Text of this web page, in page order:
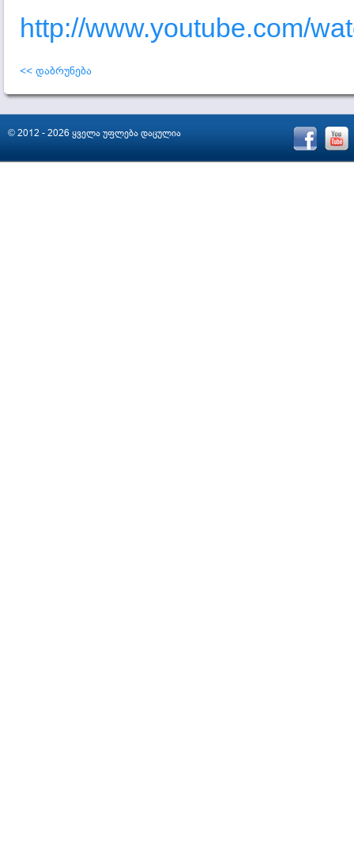
http://www.youtube.com/
<< დაბრუნება
© 2012 - 2026 ყველა უფლება დაცულია